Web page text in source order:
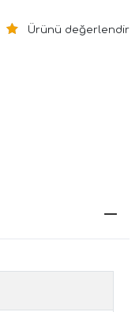
Ürünü değerlendir